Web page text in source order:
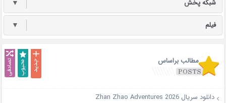
شبکه پخش ▼
فیلم ▼
مطالب براساس
دانلود سریال Zhan Zhao Adventures 2026